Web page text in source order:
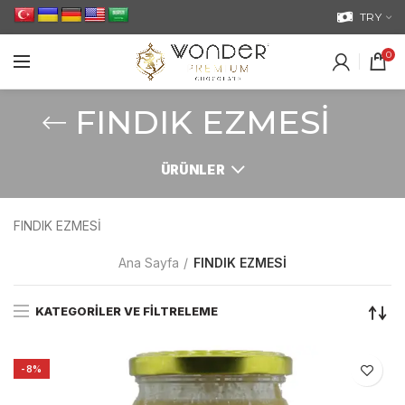
TRY
0
FINDIK EZMESİ
ÜRÜNLER
FINDIK EZMESİ
Ana Sayfa FINDIK EZMESİ
KATEGORILER VE FILTRELEME
-8%